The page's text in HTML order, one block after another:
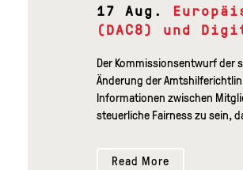
17 Aug.
(DAC8) und
Der Kommissionsentwurf der
Änderung der
Informationen zwischen
steuerliche Fairness zu sein,
Read More